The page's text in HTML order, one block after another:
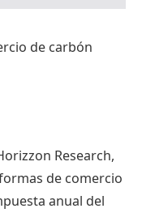
de carbón
Research,
de comercio
anual del